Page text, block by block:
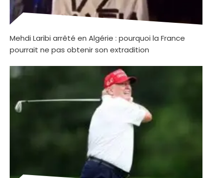
Mehdi Laribi arrêté en Algérie : pourquoi la France
pourrait ne pas obtenir son extradition